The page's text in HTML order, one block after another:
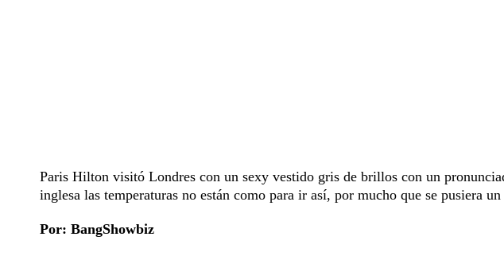
Paris Hilton visitó Londres con un sexy vestido gris de brillos con un
inglesa las temperaturas no están como para ir así, por mucho que se pusiera
Por: BangShowbiz